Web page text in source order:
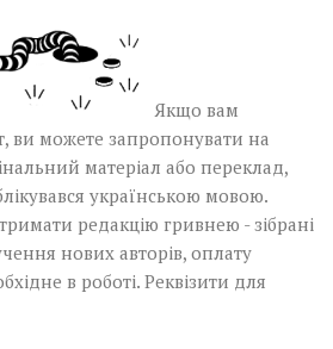
Якщо вам
ви можете запропонувати на
матеріал або переклад,
українською мовою.
редакцію гривнею - зібрані
нових авторів, оплату
в роботі. Реквізити для